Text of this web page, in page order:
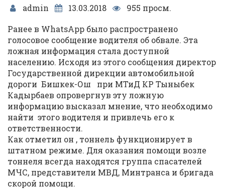
admin 13.03.2018
955 просм.
Ранее в WhatsApp было распространено
голосовое сообщение водителя об обвале. Эта
ложная информация стала доступной
населению. Исходя из этого сообщения директор
Государственной дирекции автомобильной
дороги Бишкек-Ош при МТиД КР Тыныбек
Кадырбаев опровергнув эту ложную
информацию высказал мнение, что необходимо
найти этого водителя и привлечь его к
ответственности.
Как отметил он , тоннель функционирует в
штатном режиме. Для оказания помощи возле
тоннеля всегда находятся группа спасателей
МЧС, представители МВД, Минтранса и бригада
скорой помощи.